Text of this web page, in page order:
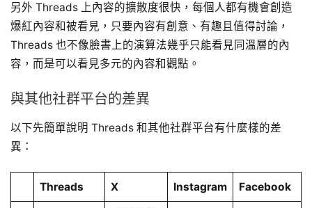
另外 Threads 上內容的擴散度很快，每個人都有機會創造
爆紅內容和被看見，只要內容有創意、有趣且值得討論，
Threads 也不像臉書上的演算法幾乎只能看見同溫層的內
容，而是可以看見多元的內容和觀點。
與其他社群平台的差異
以下先簡單說明 Threads 和其他社群平台有什麼樣的差
異：
Threads X Instagram Facebook